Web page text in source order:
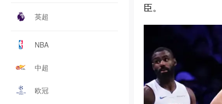
英超
NBA
中超
欧冠
臣。